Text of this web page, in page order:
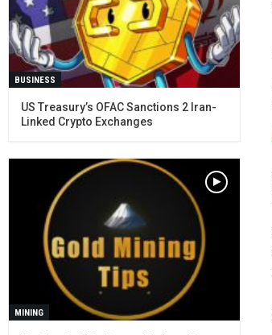
BUSINESS
US Treasury’s OFAC Sanctions 2 Iran-
Linked Crypto Exchanges
MINING